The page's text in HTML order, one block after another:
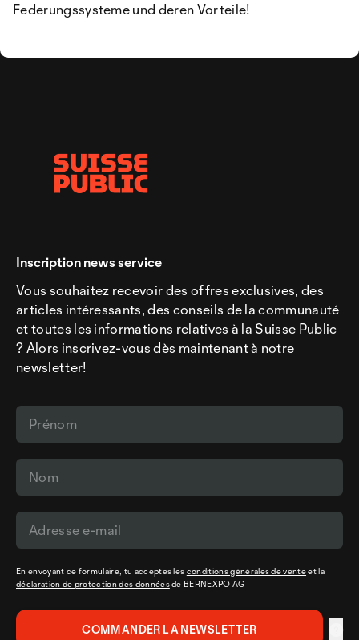
Federungssysteme und deren Vorteile!
Inscription news service
Vous souhaitez recevoir des offres exclusives, des
articles intéressants, des conseils de la communauté
et toutes les informations relatives à la Suisse Public
? Alors inscrivez-vous dès maintenant à notre
newsletter!
En envoyant ce formulaire, tu acceptes les conditions générales de venteet la
déclaration de protection des donnéesde BERNEXPO AG